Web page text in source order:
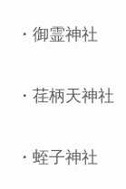
・御霊神社
・荏柄天神社
・蛭子神社